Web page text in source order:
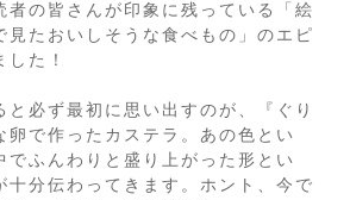
の皆さんが印象に残っている「絵
見たおいしそうな食べもの」のエピ
た！
と必ず最初に思い出すのが、『ぐり
卵で作ったカステラ。あの色とい
でふんわりと盛り上がった形とい
分伝わってきます。ホント、今で